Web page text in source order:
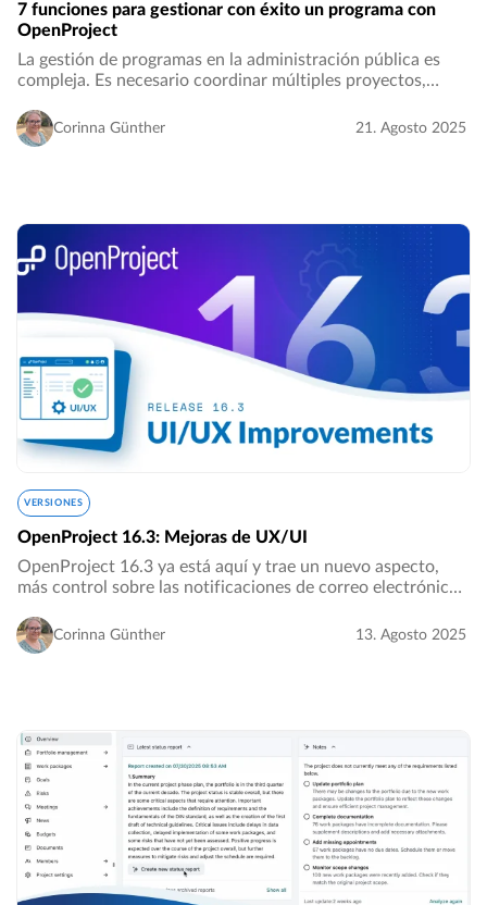
7 funciones para gestionar con éxito un programa con
OpenProject
La gestión de programas en la administración pública es
compleja. Es necesario coordinar múltiples proyectos,
transparente los beneficios obtenidos. Con…
Corinna Günther 21. Agosto 2025
VERSIONES
OpenProject 16.3: Mejoras de UX/UI
OpenProject 16.3 ya está aquí y trae un nuevo aspecto,
más control sobre las notificaciones de correo electrónico
trabajo diario sea más eficiente…
Corinna Günther 13. Agosto 2025